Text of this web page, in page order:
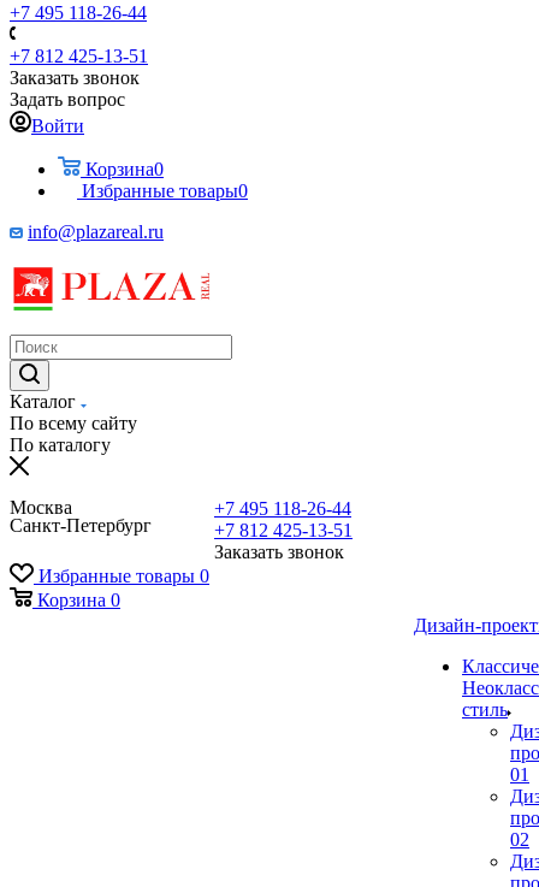
+7 495 118-26-44
+7 812 425-13-51
Заказать звонок
Задать вопрос
Войти
Корзина0
Избранные товары0
info@plazareal.ru
Каталог
По всему сайту
По каталогу
Москва
Санкт-Петербург
+7 495 118-26-44
+7 812 425-13-51
Заказать звонок
Избранные товары 0
Корзина 0
Дизайн-
стиль
01
02